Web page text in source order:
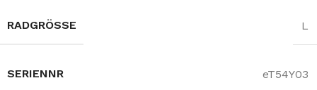
RADGRÖSSE L
SERIENNR eT54Y03